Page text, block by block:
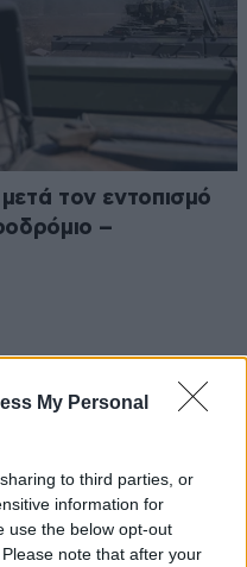
My Personal
to third parties, or
information for
use the below opt-out
note that after your
τον εντοπισμό
–
στοGoogle News